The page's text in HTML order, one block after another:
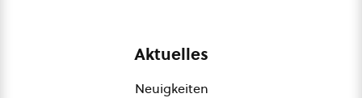
Aktuelles
Neuigkeiten